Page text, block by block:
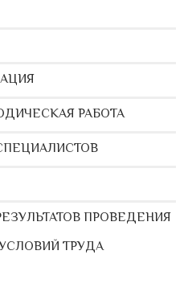
РАБОТА
ПРОВЕДЕНИЯ
ТРУДА